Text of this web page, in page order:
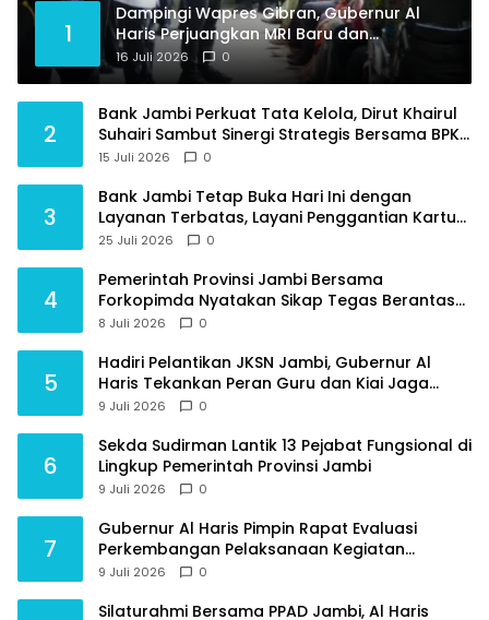
1
Dampingi Wapres Gibran, Gubernur Al
Haris Perjuangkan MRI Baru dan
Tambahan Dokter Spesialis untuk RSUD
Raden Mattaher
16 Juli 2026 0
2
Bank Jambi Perkuat Tata Kelola, Dirut Khairul
Suhairi Sambut Sinergi Strategis Bersama BPKP
Jambi
15 Juli 2026 0
3
Bank Jambi Tetap Buka Hari Ini dengan
Layanan Terbatas, Layani Penggantian Kartu
ATM dan Perubahan PIN
25 Juli 2026 0
4
Pemerintah Provinsi Jambi Bersama
Forkopimda Nyatakan Sikap Tegas Berantas
Geng Motor
8 Juli 2026 0
5
Hadiri Pelantikan JKSN Jambi, Gubernur Al
Haris Tekankan Peran Guru dan Kiai Jaga
Moral Generasi Bangsa
9 Juli 2026 0
6
Sekda Sudirman Lantik 13 Pejabat Fungsional di
Lingkup Pemerintah Provinsi Jambi
9 Juli 2026 0
7
Gubernur Al Haris Pimpin Rapat Evaluasi
Perkembangan Pelaksanaan Kegiatan
Pembangunan Triwulan II TA 2026
9 Juli 2026 0
Silaturahmi Bersama PPAD Jambi, Al Haris